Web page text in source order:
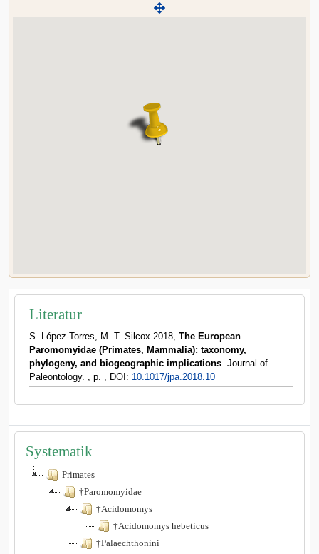
Literatur
S. López-Torres, M. T. Silcox 2018, The European
Paromomyidae (Primates, Mammalia): taxonomy,
phylogeny, and biogeographic implications. Journal of
Paleontology. , p. , DOI: 10.1017/jpa.2018.10
Systematik
Primates
†Paromomyidae
†Acidomomys
†Acidomomys hebeticus
†Palaechthonini